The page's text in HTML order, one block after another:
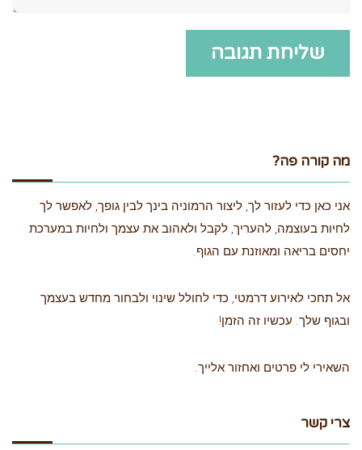
מה קורה פה?
אני כאן כדי לעזור לך, ליצור הרמוניה בינך לבין גופך, לאפשר לך
לחיות בעוצמה, להעריך, לקבל ולאהוב את עצמך ולחיות במערכת
יחסים בריאה ומאוזנת עם הגוף.
אל תחכי לאירוע דרמטי, כדי לחולל שינוי ולבחור מחדש בעצמך
ובגוף שלך. עכשיו זה הזמן!
השאירי לי פרטים ואחזור אלייך.
צרי קשר